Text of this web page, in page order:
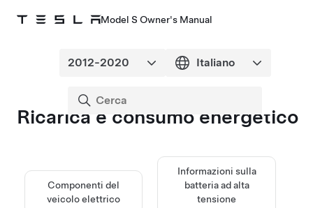
Model S Owner's Manual
Ricarica e consumo energetico
Componenti del
veicolo elettrico
Informazioni sulla
batteria ad alta
tensione